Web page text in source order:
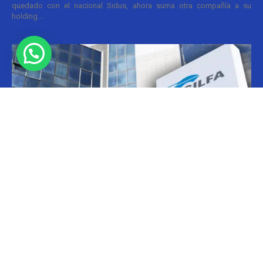
quedado con el nacional Sidus, ahora suma otra compañía a su
holding....